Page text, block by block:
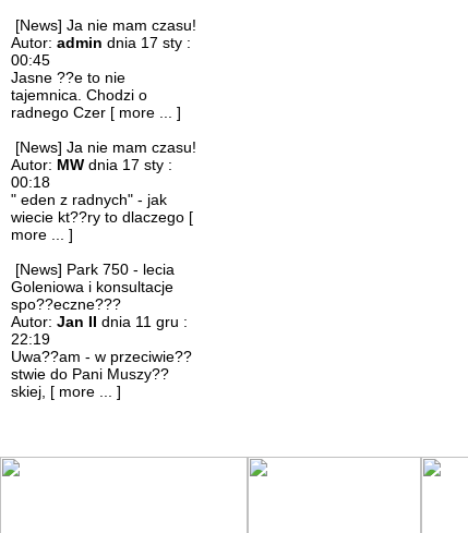
[News] Ja nie mam czasu!
Autor: admin dnia 17 sty :
00:45
Jasne ??e to nie
tajemnica. Chodzi o
radnego Czer [ more ... ]
[News] Ja nie mam czasu!
Autor: MW dnia 17 sty :
00:18
" eden z radnych" - jak
wiecie kt??ry to dlaczego [
more ... ]
[News] Park 750 - lecia
Goleniowa i konsultacje
spo??eczne???
Autor: Jan II dnia 11 gru :
22:19
Uwa??am - w przeciwie??
stwie do Pani Muszy??
skiej, [ more ... ]